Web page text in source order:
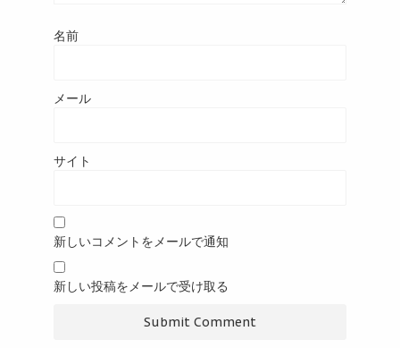
名前
メール
サイト
新しいコメントをメールで通知
新しい投稿をメールで受け取る